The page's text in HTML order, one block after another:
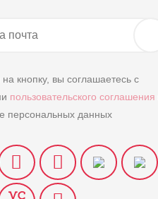
кнопку, вы соглашаетесь с
пользовательского соглашения
персональных данных